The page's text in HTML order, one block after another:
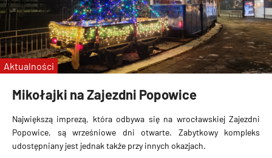
Mikołajki na Zajezdni Popowice
Największą imprezą, która odbywa się na wrocławskiej Zajezdni
Popowice, są wrześniowe dni otwarte. Zabytkowy kompleks
udostępniany jest jednak także przy innych okazjach.
Aktualności